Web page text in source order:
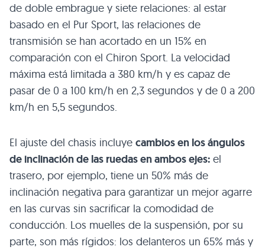
de doble embrague y siete relaciones: al estar
basado en el Pur Sport, las relaciones de
transmisión se han acortado en un 15% en
comparación con el Chiron Sport. La velocidad
máxima está limitada a 380 km/h y es capaz de
pasar de 0 a 100 km/h en 2,3 segundos y de 0 a 200
km/h en 5,5 segundos.
El ajuste del chasis incluye cambios en los ángulos
de inclinación de las ruedas en ambos ejes: el
trasero, por ejemplo, tiene un 50% más de
inclinación negativa para garantizar un mejor agarre
en las curvas sin sacrificar la comodidad de
conducción. Los muelles de la suspensión, por su
parte, son más rígidos: los delanteros un 65% más y